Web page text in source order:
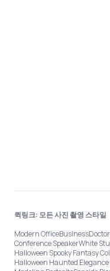
퀵링크: 모든 사진 촬영 스타일
Modern OfficeBusinessDoctor
Conference SpeakerWhite
Halloween Spooky Fantasy
Halloween Haunted